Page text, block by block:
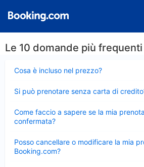
Le 10 domande più frequenti
Cosa è incluso nel prezzo?
chiuso
Si può prenotare senza carta di
chiuso
Come faccio a sapere se la mia
confermata?
chiuso
Posso cancellare o modificare la mia
Booking.com?
chiuso